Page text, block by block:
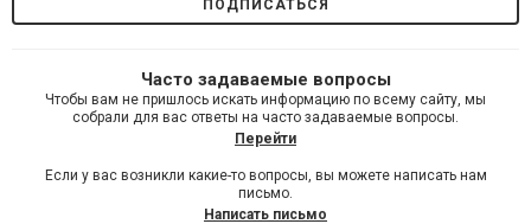
Часто задаваемые вопросы
Чтобы вам не пришлось искать информацию по всему сайту, мы
собрали для вас ответы на часто задаваемые вопросы.
Перейти
Если у вас возникли какие-то вопросы, вы можете написать нам
письмо.
Написать письмо